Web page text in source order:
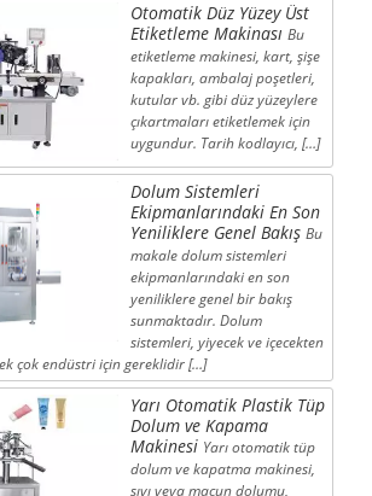
Otomatik Düz Yüzey Üst
Etiketleme Makinası Bu
etiketleme makinesi, kart, şişe
kapakları, ambalaj poşetleri,
kutular vb. gibi düz yüzeylere
çıkartmaları etiketlemek için
uygundur. Tarih kodlayıcı, […]
Dolum Sistemleri
Ekipmanlarındaki En Son
Yeniliklere Genel Bakış Bu
makale dolum sistemleri
ekipmanlarındaki en son
yeniliklere genel bir bakış
sunmaktadır. Dolum
sistemleri, yiyecek ve içecekten
çok endüstri için gereklidir […]
Yarı Otomatik Plastik Tüp
Dolum ve Kapama
Makinesi Yarı otomatik tüp
dolum ve kapatma makinesi,
sıvı veya macun dolumu,